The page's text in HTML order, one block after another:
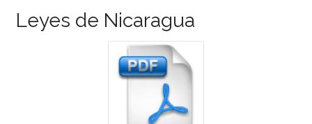
Leyes de Nicaragua